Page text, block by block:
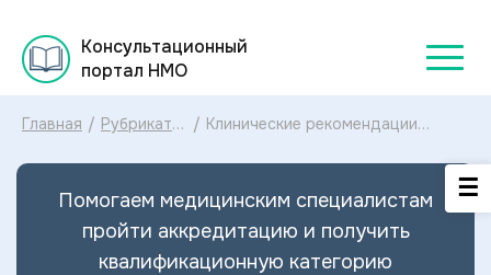
Консультационный
портал НМО
Главная / Рубрикатор
рекомендаций
/ Клинические рекомендации
Вальденстрема МКБ-10:
Макроглобулинемии
Вальденстрема 2024
Помогаем медицинским специалистам
пройти аккредитацию и получить
квалификационную категорию